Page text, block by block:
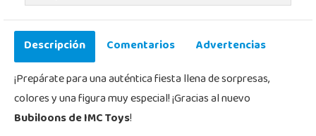
Descripción Comentarios
Advertencias
¡Prepárate para una auténtica fiesta llena de sorpresas,
colores y una figura muy especial! ¡Gracias al nuevo
Bubiloons de IMC Toys!